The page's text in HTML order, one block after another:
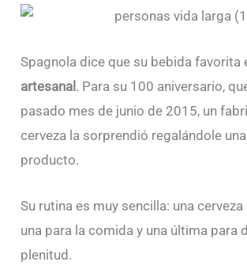
Spagnola dice que su bebida favorita
artesanal . Para su 100 aniversario,
pasado mes de junio de 2015, un
cerveza la sorprendió regalándole una
producto.
Su rutina es muy sencilla: una
una para la comida y una última para
plenitud.